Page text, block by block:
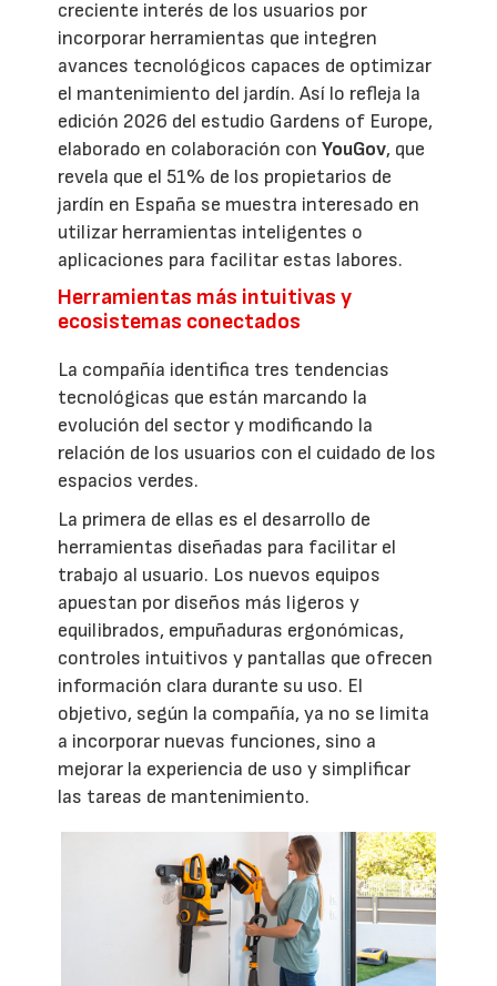
creciente interés de los usuarios por
incorporar herramientas que integren
avances tecnológicos capaces de optimizar
el mantenimiento del jardín. Así lo refleja la
edición 2026 del estudio Gardens of Europe,
elaborado en colaboración conYouGov, que
revela que el 51% de los propietarios de
jardín en España se muestra interesado en
utilizar herramientas inteligentes o
aplicaciones para facilitar estas labores.
Herramientas más intuitivas y
ecosistemas conectados
La compañía identifica tres tendencias
tecnológicas que están marcando la
evolución del sector y modificando la
relación de los usuarios con el cuidado de los
espacios verdes.
La primera de ellas es el desarrollo de
herramientas diseñadas para facilitar el
trabajo al usuario. Los nuevos equipos
apuestan por diseños más ligeros y
equilibrados, empuñaduras ergonómicas,
controles intuitivos y pantallas que ofrecen
información clara durante su uso. El
objetivo, según la compañía, ya no se limita
a incorporar nuevas funciones, sino a
mejorar la experiencia de uso y simplificar
las tareas de mantenimiento.